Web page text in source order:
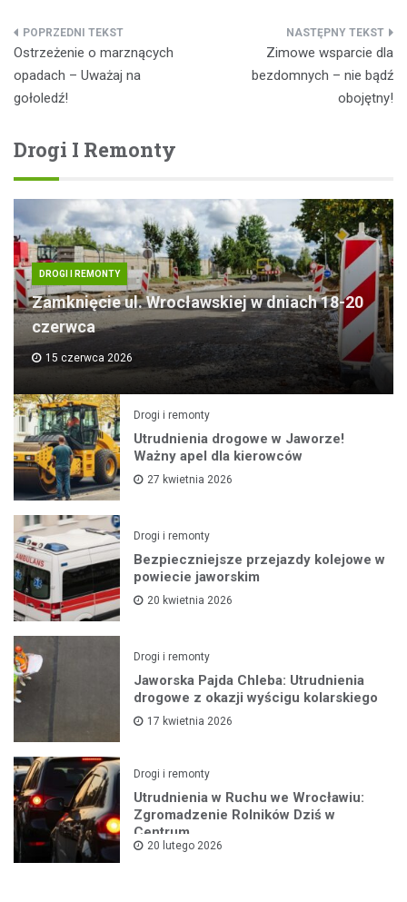
Nawigacja
wpisu
Ostrzeżenie o marznących
opadach – Uważaj na
gołoledź!
Zimowe wsparcie dla
bezdomnych – nie bądź
obojętny!
Drogi I Remonty
DROGI I REMONTY
Zamknięcie ul. Wrocławskiej w dniach 18-20
czerwca
15 czerwca 2026
Drogi i remonty
Utrudnienia drogowe w Jaworze!
Ważny apel dla kierowców
27 kwietnia 2026
Drogi i remonty
Bezpieczniejsze przejazdy kolejowe w
powiecie jaworskim
20 kwietnia 2026
Drogi i remonty
Jaworska Pajda Chleba: Utrudnienia
drogowe z okazji wyścigu kolarskiego
17 kwietnia 2026
Drogi i remonty
Utrudnienia w Ruchu we Wrocławiu:
Zgromadzenie Rolników Dziś w
Centrum
20 lutego 2026